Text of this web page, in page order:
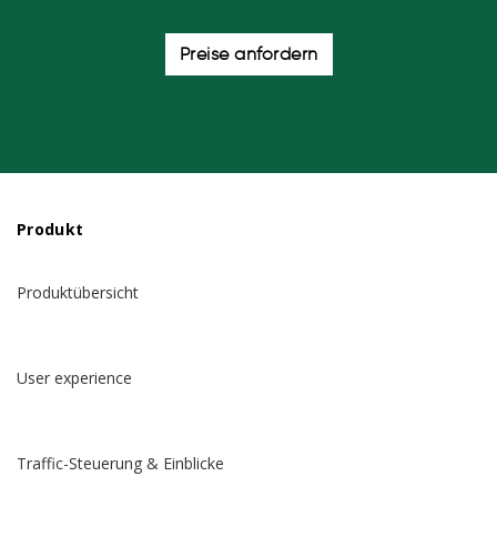
Preise anfordern
Produkt
Produktübersicht
User experience
Traffic-Steuerung & Einblicke